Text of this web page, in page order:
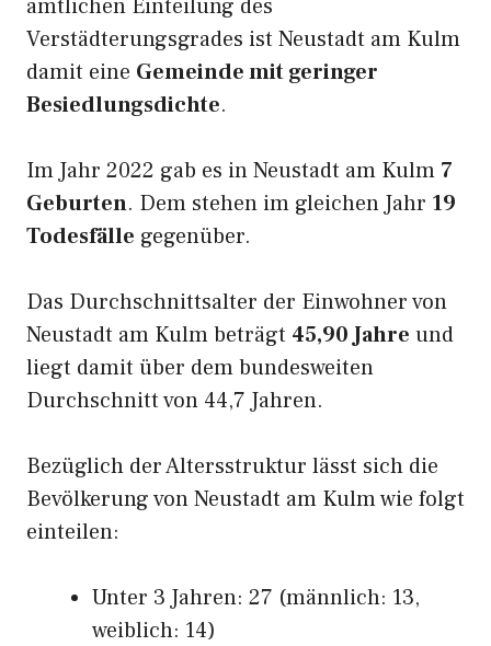
amtlichen Einteilung des
Verstädterungsgrades ist Neustadt am Kulm
damit eine Gemeinde mit geringer
Besiedlungsdichte.
Im Jahr 2022 gab es in Neustadt am Kulm 7
Geburten. Dem stehen im gleichen Jahr 19
Todesfälle gegenüber.
Das Durchschnittsalter der Einwohner von
Neustadt am Kulm beträgt 45,90 Jahre und
liegt damit über dem bundesweiten
Durchschnitt von 44,7 Jahren.
Bezüglich der Altersstruktur lässt sich die
Bevölkerung von Neustadt am Kulm wie folgt
einteilen:
Unter 3 Jahren: 27 (männlich: 13,
weiblich: 14)